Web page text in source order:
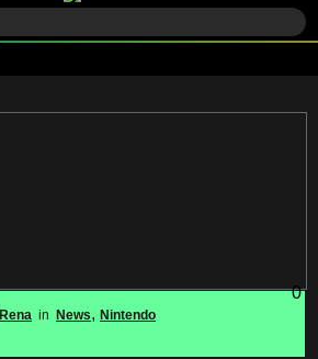
Rena in News, Nintendo
0